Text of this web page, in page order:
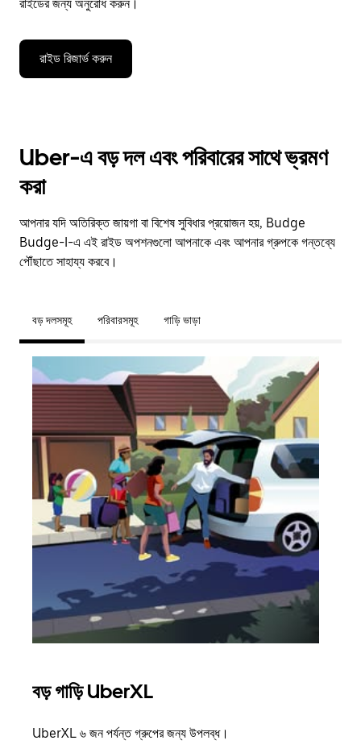
রাইডের জন্য অনুরোধ করুন।
রাইড রিজার্ভ করুন
Uber-এ বড় দল এবং পরিবারের সাথে ভ্রমণ
করা
আপনার যদি অতিরিক্ত জায়গা বা বিশেষ সুবিধার প্রয়োজন হয়, Budge
Budge-I-এ এই রাইড অপশনগুলো আপনাকে এবং আপনার গ্রুপকে গন্তব্যে
পৌঁছাতে সাহায্য করবে।
বড় দলসমূহ পরিবারসমূহ গাড়ি ভাড়া
বড় গাড়ি UberXL
UberXL ৬ জন পর্যন্ত গ্রুপের জন্য উপলব্ধ।